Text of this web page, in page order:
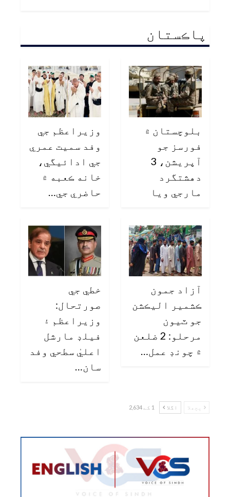
پاڪستان
بلوچستان ۾
فورسز جو
آپريشن، 3
دهشتگرد
مارجي ويا
وزيراعظم جي
وفد سميت عمري
جي ادائيگي،
خانه ڪعبه ۾
حاضري جي…
آزاد جمون
ڪشمير اليڪشن
جو ٽيون
مرحلو: 2 ضلعن
۾ چونڊ عمل…
خطي جي
صورتحال:
وزيراعظم ۽
فيلڊ مارشل
اعليٰ سطحي وفد
سان…
پچھلا اگلا 1 کے 2,634